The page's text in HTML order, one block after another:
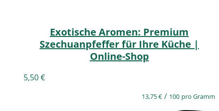
Exotische Aromen: Premium
Szechuanpfeffer für Ihre Küche |
Online-Shop
5,50€
13,75€ / 100 pro Gramm